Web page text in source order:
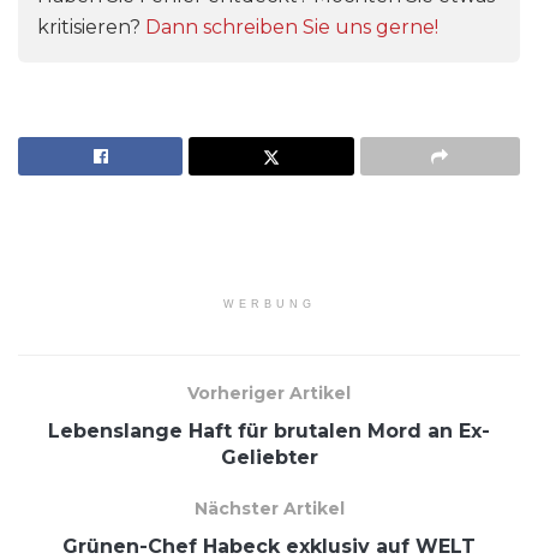
kritisieren? Dann schreiben Sie uns gerne!
WERBUNG
Vorheriger Artikel
Lebenslange Haft für brutalen Mord an Ex-
Geliebter
Nächster Artikel
Grünen-Chef Habeck exklusiv auf WELT